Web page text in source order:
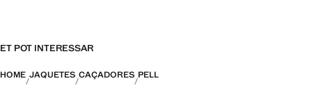
ET POT INTERESSAR
HOME JAQUETES CAÇADORES PELL